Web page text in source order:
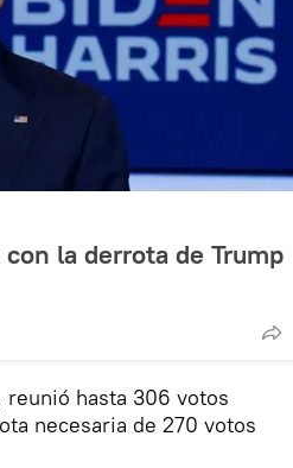
la derrota de Trump
hasta 306 votos
necesaria de 270 votos